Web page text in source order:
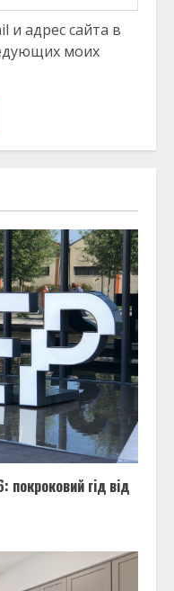
и адрес сайта в
моих
покроковий гід від